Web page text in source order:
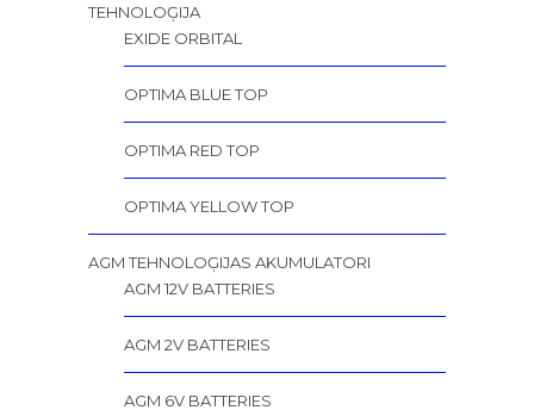
TEHNOLOĢIJA
EXIDE ORBITAL
OPTIMA BLUE TOP
OPTIMA RED TOP
OPTIMA YELLOW TOP
AGM TEHNOLOĢIJAS AKUMULATORI
AGM 12V BATTERIES
AGM 2V BATTERIES
AGM 6V BATTERIES